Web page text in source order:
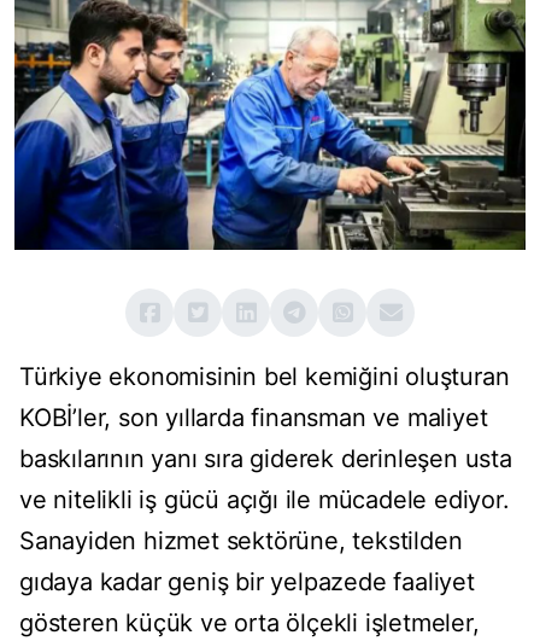
Türkiye ekonomisinin bel kemiğini oluşturan
KOBİ’ler, son yıllarda finansman ve maliyet
baskılarının yanı sıra giderek derinleşen usta
ve nitelikli iş gücü açığı ile mücadele ediyor.
Sanayiden hizmet sektörüne, tekstilden
gıdaya kadar geniş bir yelpazede faaliyet
gösteren küçük ve orta ölçekli işletmeler,